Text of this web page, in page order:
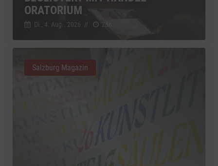
ORATORIUM
Di., 4. Aug.. 2026 // 266
Salzburg Magazin